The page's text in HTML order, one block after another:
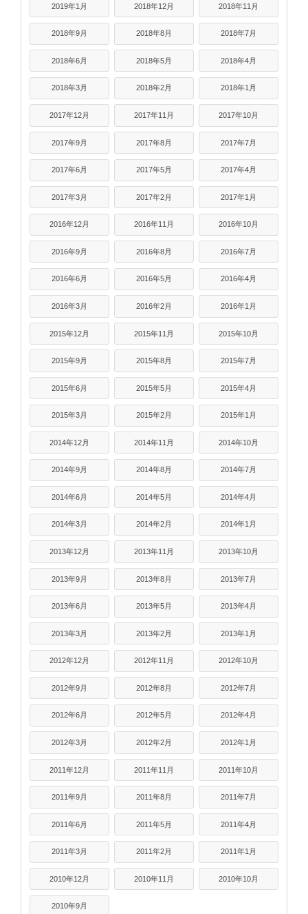
2019年1月 2018年12月 2018年11月
2018年9月 2018年8月 2018年7月
2018年6月 2018年5月 2018年4月
2018年3月 2018年2月 2018年1月
2017年12月 2017年11月 2017年10月
2017年9月 2017年8月 2017年7月
2017年6月 2017年5月 2017年4月
2017年3月 2017年2月 2017年1月
2016年12月 2016年11月 2016年10月
2016年9月 2016年8月 2016年7月
2016年6月 2016年5月 2016年4月
2016年3月 2016年2月 2016年1月
2015年12月 2015年11月 2015年10月
2015年9月 2015年8月 2015年7月
2015年6月 2015年5月 2015年4月
2015年3月 2015年2月 2015年1月
2014年12月 2014年11月 2014年10月
2014年9月 2014年8月 2014年7月
2014年6月 2014年5月 2014年4月
2014年3月 2014年2月 2014年1月
2013年12月 2013年11月 2013年10月
2013年9月 2013年8月 2013年7月
2013年6月 2013年5月 2013年4月
2013年3月 2013年2月 2013年1月
2012年12月 2012年11月 2012年10月
2012年9月 2012年8月 2012年7月
2012年6月 2012年5月 2012年4月
2012年3月 2012年2月 2012年1月
2011年12月 2011年11月 2011年10月
2011年9月 2011年8月 2011年7月
2011年6月 2011年5月 2011年4月
2011年3月 2011年2月 2011年1月
2010年12月 2010年11月 2010年10月
2010年9月